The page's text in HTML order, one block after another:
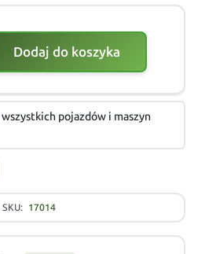
Dodaj do koszyka
pojazdów i maszyn
SKU: 17014